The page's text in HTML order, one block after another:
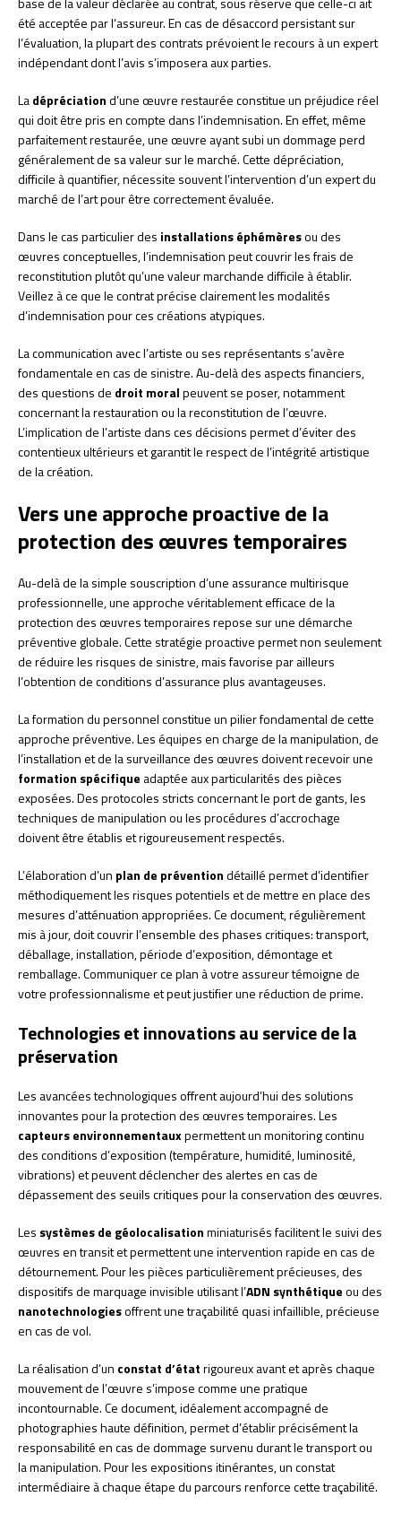
été acceptée par l’assureur. En cas de désaccord persistant sur
l’évaluation, la plupart des contrats prévoient le recours à un expert
indépendant dont l’avis s’imposera aux parties.
Ladépréciationd’une œuvre restaurée constitue un préjudice réel
qui doit être pris en compte dans l’indemnisation. En effet, même
parfaitement restaurée, une œuvre ayant subi un dommage perd
généralement de sa valeur sur le marché. Cette dépréciation,
difficile à quantifier, nécessite souvent l’intervention d’un expert du
marché de l’art pour être correctement évaluée.
Dans le cas particulier des installations éphémèresou des
œuvres conceptuelles, l’indemnisation peut couvrir les frais de
reconstitution plutôt qu’une valeur marchande difficile à établir.
Veillez à ce que le contrat précise clairement les modalités
d’indemnisation pour ces créations atypiques.
La communication avec l’artiste ou ses représentants s’avère
fondamentale en cas de sinistre. Au-delà des aspects financiers,
des questions de droit moralpeuvent se poser, notamment
concernant la restauration ou la reconstitution de l’œuvre.
L’implication de l’artiste dans ces décisions permet d’éviter des
contentieux ultérieurs et garantit le respect de l’intégrité artistique
de la création.
Vers une approche proactive de la
protection des œuvres temporaires
Au-delà de la simple souscription d’une assurance multirisque
professionnelle, une approche véritablement efficace de la
protection des œuvres temporaires repose sur une démarche
préventive globale. Cette stratégie proactive permet non seulement
de réduire les risques de sinistre, mais favorise par ailleurs
l’obtention de conditions d’assurance plus avantageuses.
La formation du personnel constitue un pilier fondamental de cette
approche préventive. Les équipes en charge de la manipulation, de
l’installation et de la surveillance des œuvres doivent recevoir une
formation spécifique adaptée aux particularités des pièces
exposées. Des protocoles stricts concernant le port de gants, les
techniques de manipulation ou les procédures d’accrochage
doivent être établis et rigoureusement respectés.
L’élaboration d’un plan de préventiondétaillé permet d’identifier
méthodiquement les risques potentiels et de mettre en place des
mesures d’atténuation appropriées. Ce document, régulièrement
mis à jour, doit couvrir l’ensemble des phases critiques: transport,
déballage, installation, période d’exposition, démontage et
remballage. Communiquer ce plan à votre assureur témoigne de
votre professionnalisme et peut justifier une réduction de prime.
Technologies et innovations au service de la
préservation
Les avancées technologiques offrent aujourd’hui des solutions
innovantes pour la protection des œuvres temporaires. Les
capteurs environnementauxpermettent un monitoring continu
des conditions d’exposition (température, humidité, luminosité,
vibrations) et peuvent déclencher des alertes en cas de
dépassement des seuils critiques pour la conservation des œuvres.
Les systèmes de géolocalisationminiaturisés facilitent le suivi des
œuvres en transit et permettent une intervention rapide en cas de
détournement. Pour les pièces particulièrement précieuses, des
dispositifs de marquage invisible utilisant l’ADN synthétiqueou des
nanotechnologiesoffrent une traçabilité quasi infaillible, précieuse
en cas de vol.
La réalisation d’un constat d’étatrigoureux avant et après chaque
mouvement de l’œuvre s’impose comme une pratique
incontournable. Ce document, idéalement accompagné de
photographies haute définition, permet d’établir précisément la
responsabilité en cas de dommage survenu durant le transport ou
la manipulation. Pour les expositions itinérantes, un constat
intermédiaire à chaque étape du parcours renforce cette traçabilité.